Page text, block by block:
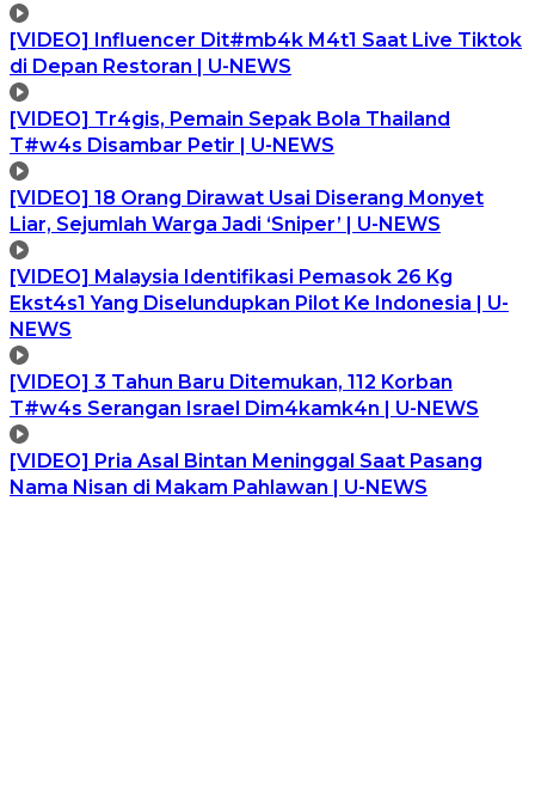
[VIDEO] Influencer Dit#mb4k M4t1 Saat Live Tiktok
di Depan Restoran | U-NEWS
[VIDEO] Tr4gis, Pemain Sepak Bola Thailand
T#w4s Disambar Petir | U-NEWS
[VIDEO] 18 Orang Dirawat Usai Diserang Monyet
Liar, Sejumlah Warga Jadi ‘Sniper’ | U-NEWS
[VIDEO] Malaysia Identifikasi Pemasok 26 Kg
Ekst4s1 Yang Diselundupkan Pilot Ke Indonesia | U-
NEWS
[VIDEO] 3 Tahun Baru Ditemukan, 112 Korban
T#w4s Serangan Israel Dim4kamk4n | U-NEWS
[VIDEO] Pria Asal Bintan Meninggal Saat Pasang
Nama Nisan di Makam Pahlawan | U-NEWS